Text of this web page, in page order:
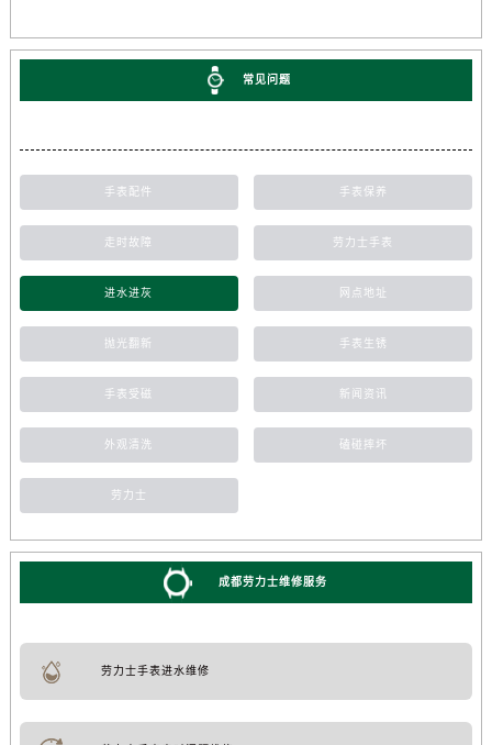
常见问题
手表配件 手表保养
走时故障 劳力士手表
进水进灰 网点地址
抛光翻新 手表生锈
手表受磁 新闻资讯
外观清洗 磕碰摔坏
劳力士
成都劳力士维修服务
劳力士手表进水维修